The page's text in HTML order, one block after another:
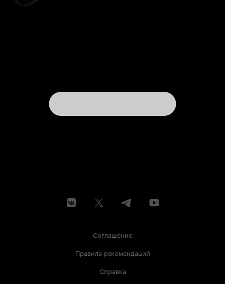
Соглашение
Правила рекомендаций
Справка